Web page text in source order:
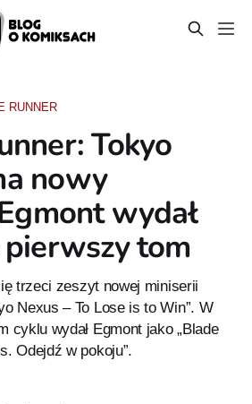
RUNNER
Tokyo
nowy
wydał
tom
trzeci zeszyt nowej miniserii
Nexus – To Lose is to Win”. W
cyklu wydał Egmont jako „Blade
Odejdź w pokoju”.